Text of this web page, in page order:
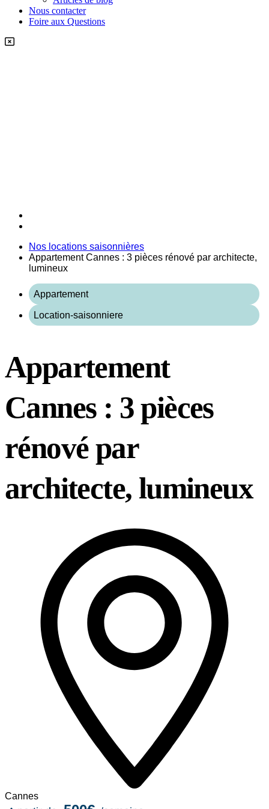
Nous contacter
Foire aux Questions
Nos locations saisonnières
Appartement Cannes : 3 pièces rénové par architecte,
lumineux
Appartement
Location-saisonniere
Appartement
Cannes : 3 pièces
rénové par
architecte, lumineux
Cannes